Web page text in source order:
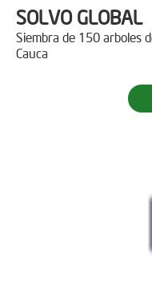
SOLVO GLOBAL
Siembra de 150 arboles
Cauca